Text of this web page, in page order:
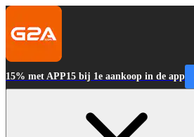
15% met APP15 bij 1e aankoop in de app